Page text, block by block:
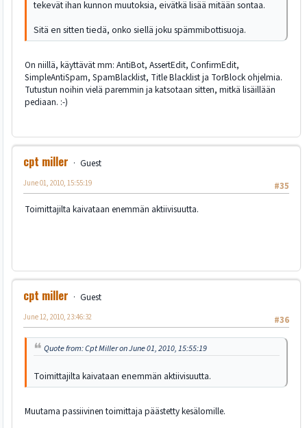
tekevät ihan kunnon muutoksia, eivätkä lisää mitään sontaa.
Sitä en sitten tiedä, onko siellä joku spämmibottisuoja.
On niillä, käyttävät mm: AntiBot, AssertEdit, ConfirmEdit,
SimpleAntiSpam, SpamBlacklist, Title Blacklist ja TorBlock ohjelmia.
Tutustun noihin vielä paremmin ja katsotaan sitten, mitkä lisäillään
pediaan. :-)
cpt miller
Guest
#35
June 01, 2010, 15:55:19
Toimittajilta kaivataan enemmän aktiivisuutta.
cpt miller
Guest
#36
June 12, 2010, 23:46:32
Quote from: Cpt Miller on June 01, 2010, 15:55:19
Toimittajilta kaivataan enemmän aktiivisuutta.
Muutama passiivinen toimittaja päästetty kesälomille.